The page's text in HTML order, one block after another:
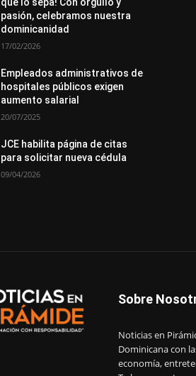
pasión, celebramos nuestra
dominicanidad
17/02/2026
Empleados administrativos de
hospitales públicos exigen
aumento salarial
20/07/2025
JCE habilita página de citas
para solicitar nueva cédula
09/04/2026
Sobre
Noticias en
Dominicana con
economía,